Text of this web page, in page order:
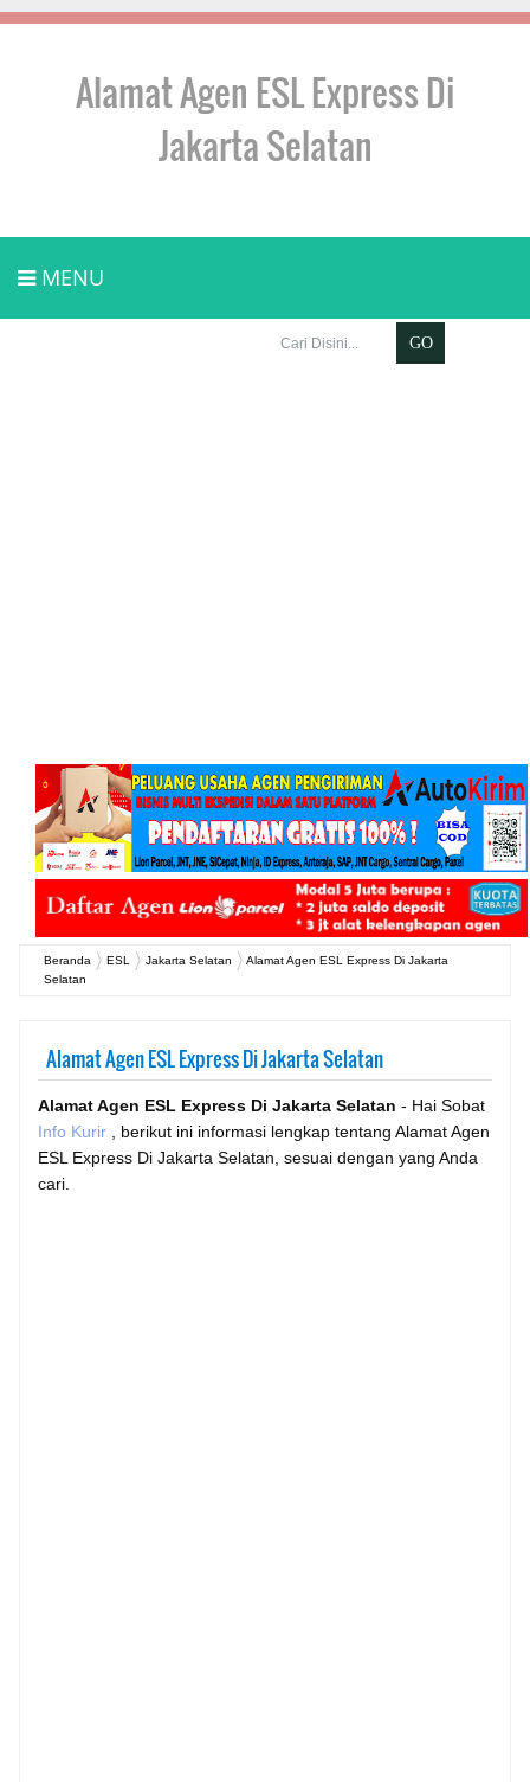
Alamat Agen ESL Express Di
Jakarta Selatan
MENU
Beranda ESL Jakarta Selatan
Alamat Agen ESL Express Di Jakarta
Selatan
Alamat Agen ESL Express Di Jakarta Selatan
Alamat Agen ESL Express Di Jakarta Selatan - Hai Sobat
Info Kurir
, berikut ini informasi lengkap tentang Alamat Agen
ESL Express Di Jakarta Selatan, sesuai dengan yang Anda
cari.